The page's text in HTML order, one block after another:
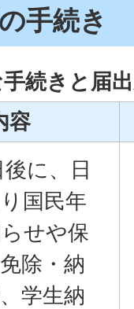
手続き
続きと届
容
に、日
国民年
せや保
除・納
学生納